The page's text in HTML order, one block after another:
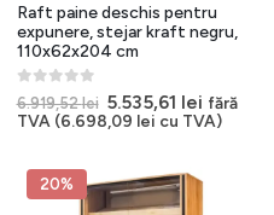
lei.
Raft paine deschis pentru
expunere, stejar kraft negru,
110x62x204 cm
0out of 5
6.919,52lei Prețul
inițial
a
6.919,52 lei.
5.535,61 lei Prețul
curent
fără
TVA (6.698,09 lei cu TVA)
20%